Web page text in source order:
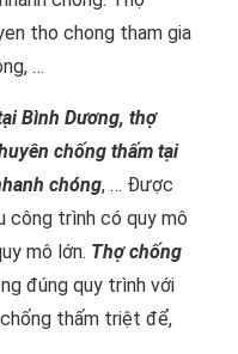
tho chong tham gia
…
Bình Dương, thợ
chống thấm tại
chóng, … Được
công trình có quy mô
mô lớn. Thợ chống
đúng quy trình với
thấm triệt để,